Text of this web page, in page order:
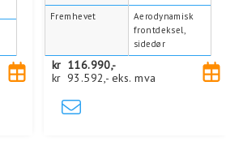
Fremhevet
Aerodynamisk
frontdeksel,
sidedør
kr 116.990,-
kr 93.592,- eks. mva